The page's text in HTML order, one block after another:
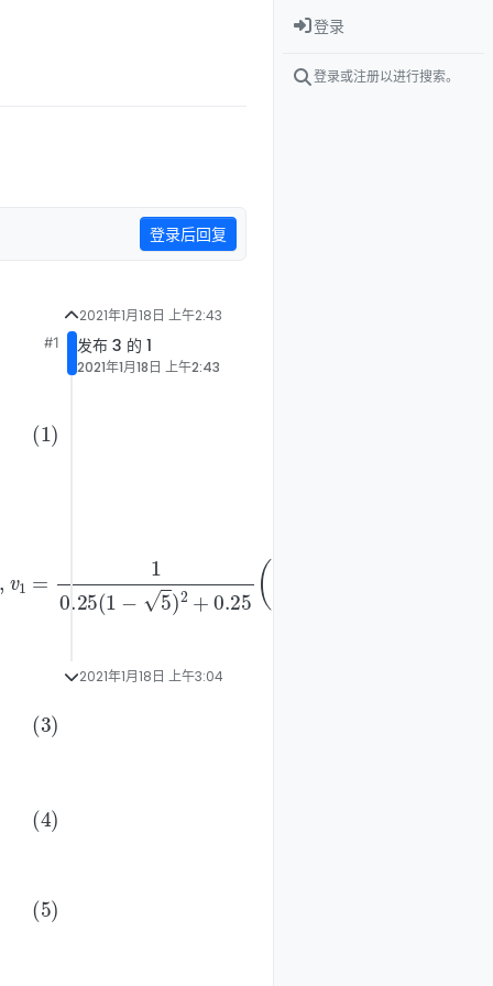
登录后回复
#1
(1−5
2021年1月18日 上午2:43
发布 3 的 1
2021年1月18日 上午2:43
2021年1月18日 上午3:04
登录
登录或注册以进行搜索。